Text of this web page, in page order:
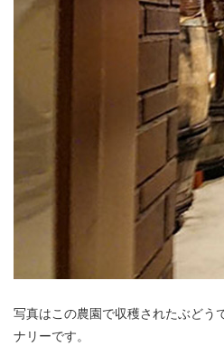
写真はこの農園で収穫されたぶどう
ナリーです。